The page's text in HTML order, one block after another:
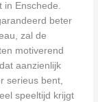
in Enschede.
beter
zal de
motiverend
aanzienlijk
serieus bent,
speeltijd krijgt